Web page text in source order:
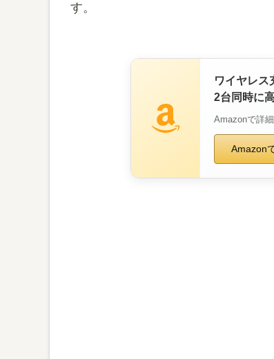
す。
ワイヤレス
2台同時に
Amazonで詳
Amazon